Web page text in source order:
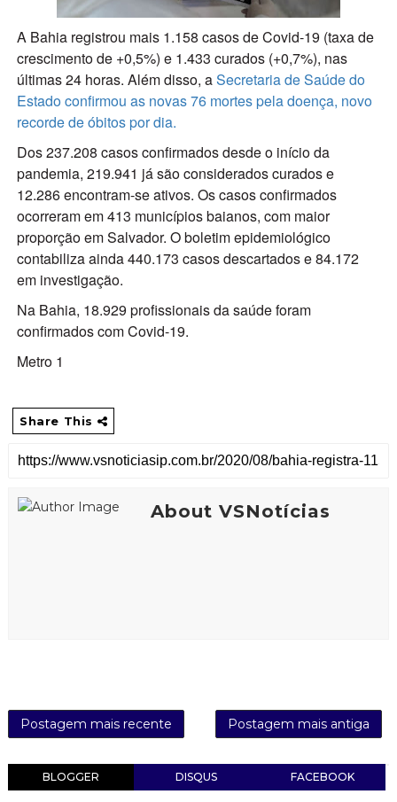
A Bahia registrou mais 1.158 casos de Covid-19 (taxa de
crescimento de +0,5%) e 1.433 curados (+0,7%), nas
últimas 24 horas. Além disso, aSecretaria de Saúde do
Estado confirmou as novas 76 mortes pela doença, novo
recorde de óbitos por dia.
Dos 237.208 casos confirmados desde o início da
pandemia, 219.941 já são considerados curados e
12.286 encontram-se ativos. Os casos confirmados
ocorreram em 413 municípios baianos, com maior
proporção em Salvador. O boletim epidemiológico
contabiliza ainda 440.173 casos descartados e 84.172
em investigação.
Na Bahia, 18.929 profissionais da saúde foram
confirmados com Covid-19.
Metro 1
Share This
About VSNotícias
Postagem mais recente Postagem mais antiga
BLOGGER DISQUS FACEBOOK